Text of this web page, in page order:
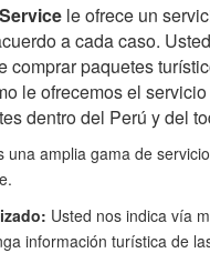
le ofrece un
a cada caso.
comprar paquetes
le ofrecemos el
dentro del Perú y del
una amplia gama de
Usted nos indica vía
información turística de